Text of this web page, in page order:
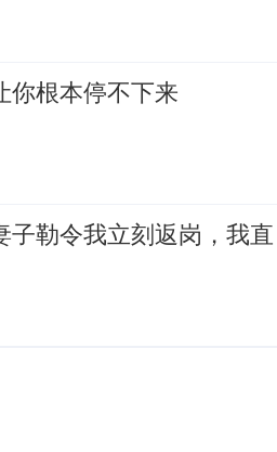
你根本停不下来
勒令我立刻返岗，我直